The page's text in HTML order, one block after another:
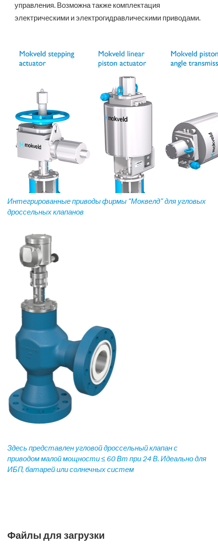
управления. Возможна также комплектация
электрическими и электрогидравлическими приводами.
Интегрированные приводы фирмы “Моквелд” для угловых
дроссельных клапанов
Здесь представлен угловой дроссельный клапан с
приводом малой мощности ≤ 60 Вт при 24 В. Идеально для
ИБП, батарей или солнечных систем
Файлы для загрузки